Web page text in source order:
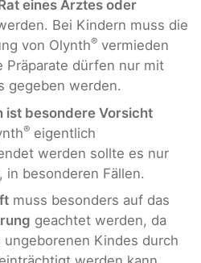
eines Arztes oder
Bei Kindern muss die
von Olynth® vermieden
dürfen nur mit
gegeben werden.
ist besondere Vorsicht
® eigentlich
werden sollte es nur
in besonderen Fällen.
muss besonders auf das
geachtet werden, da
Kindes durch